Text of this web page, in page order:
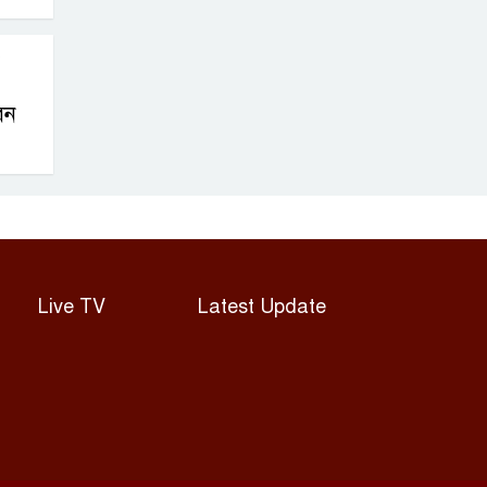
Live TV Latest Update